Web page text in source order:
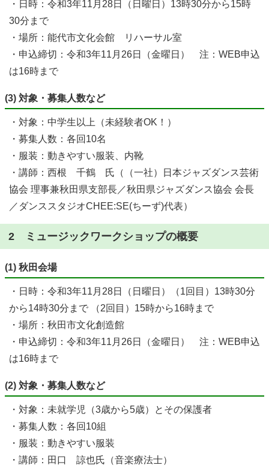
・日時：令和3年11月28日（日曜日）13時30分から15時
30分まで
・場所：能代市文化会館 リハーサル室
・申込締切：令和3年11月26日（金曜日） 注：WEB申込
は16時まで
(3) 対象・募集人数など
・対象：中学生以上（未経験者OK！）
・募集人数：各回10名
・服装：動きやすい服装、内靴
・講師：西根 千鶴 氏（（一社）日本ジャズダンス芸術
協会 理事兼秋田県支部長／秋田県ジャズダンス協会 会長
／ダンススタジオCHEE:SE(ちーず)代表）
2 ミュージックワークショップの概要
(1) 秋田会場
・日時：令和3年11月28日（日曜日）（1回目）13時30分
から14時30分まで （2回目）15時から16時まで
・場所：秋田市文化創造館
・申込締切：令和3年11月26日（金曜日） 注：WEB申込
は16時まで
(2) 対象・募集人数など
・対象：未就学児（3歳から5歳）とその保護者
・募集人数：各回10組
・服装：動きやすい服装
・講師：田口 諒也氏（音楽療法士）